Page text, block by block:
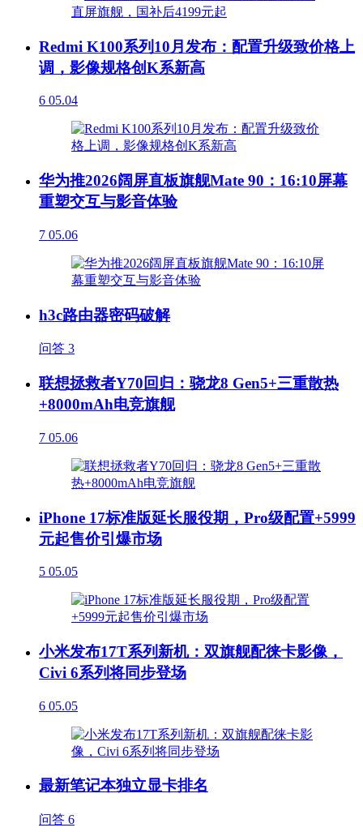
Redmi K100系列10月发布：配置升级致价格上
调，影像规格创K系新高
6 05.04
华为推2026阔屏直板旗舰Mate 90：16:10屏幕
重塑交互与影音体验
7 05.06
h3c路由器密码破解
问答 3
联想拯救者Y70回归：骁龙8 Gen5+三重散热
+8000mAh电竞旗舰
7 05.06
iPhone 17标准版延长服役期，Pro级配置+5999
元起售价引爆市场
5 05.05
小米发布17T系列新机：双旗舰配徕卡影像，
Civi 6系列将同步登场
6 05.05
最新笔记本独立显卡排名
问答 6